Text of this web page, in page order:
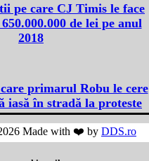
pe care CJ Timis le face
de lei pe anul
2018
primarul Robu le cere
iasă în stradă la proteste
Made with ❤️ by DDS.ro